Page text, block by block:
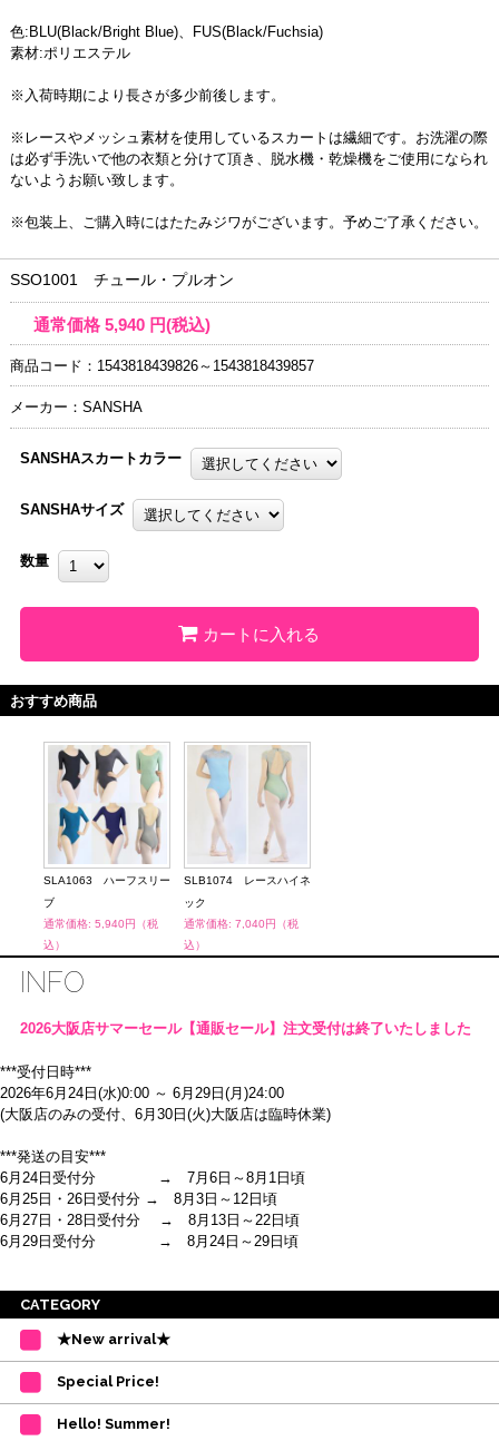
色:BLU(Black/Bright Blue)、FUS(Black/Fuchsia)
素材:ポリエステル
※入荷時期により長さが多少前後します。
※レースやメッシュ素材を使用しているスカートは繊細です。お洗濯の際
は必ず手洗いで他の衣類と分けて頂き、脱水機・乾燥機をご使用になられ
ないようお願い致します。
※包装上、ご購入時にはたたみジワがございます。予めご了承ください。
SSO1001 チュール・プルオン
通常価格 5,940円(税込)
商品コード：1543818439826～1543818439857
メーカー：SANSHA
SANSHAスカートカラー
SANSHAサイズ
数量
カートに入れる
おすすめ商品
SLA1063 ハーフスリー
ブ
通常価格: 5,940円（税
込）
SLB1074 レースハイネ
ック
通常価格: 7,040円（税
込）
INFO
2026大阪店サマーセール【通販セール】注文受付は終了いたしました
***受付日時***
2026年6月24日(水)0:00 ～ 6月29日(月)24:00
(大阪店のみの受付、6月30日(火)大阪店は臨時休業)
***発送の目安***
6月24日受付分 → 7月6日～8月1日頃
6月25日・26日受付分 → 8月3日～12日頃
6月27日・28日受付分 → 8月13日～22日頃
6月29日受付分 → 8月24日～29日頃
※ご注意
間を目安として下さい。
・在庫の確保は発送の直前に行います。カートに入れて注文完了となって
ご注文商品が在庫切れの場合は、上記お目安の頃にご連絡させていただき
CATEGORY
★New arrival★
Special Price!
Hello! Summer!